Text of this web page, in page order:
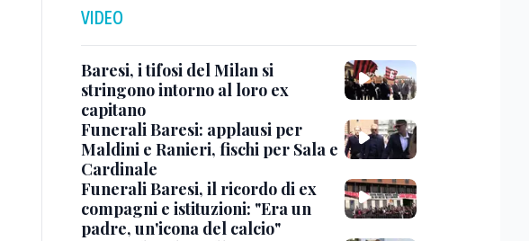
VIDEO
Baresi, i tifosi del Milan si
stringono intorno al loro ex
capitano
Funerali Baresi: applausi per
Maldini e Ranieri, fischi per Sala e
Cardinale
Funerali Baresi, il ricordo di ex
compagni e istituzioni: "Era un
padre, un'icona del calcio"